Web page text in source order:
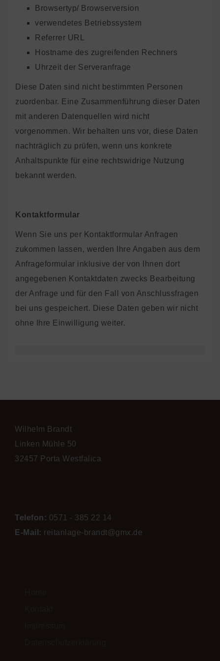
Browsertyp/ Browserversion
verwendetes Betriebssystem
Referrer URL
Hostname des zugreifenden Rechners
Uhrzeit der Serveranfrage
Diese Daten sind nicht bestimmten Personen
zuordenbar. Eine Zusammenführung dieser Daten
mit anderen Datenquellen wird nicht
vorgenommen. Wir behalten uns vor, diese Daten
nachträglich zu prüfen, wenn uns konkrete
Anhaltspunkte für eine rechtswidrige Nutzung
bekannt werden.
Kontaktformular
Wenn Sie uns per Kontaktformular Anfragen
zukommen lassen, werden Ihre Angaben aus dem
Anfrageformular inklusive der von Ihnen dort
angegebenen Kontaktdaten zwecks Bearbeitung
der Anfrage und für den Fall von Anschlussfragen
bei uns gespeichert. Diese Daten geben wir nicht
ohne Ihre Einwilligung weiter.
Wilhelm Brandt
Linken Mühle 50
32457 Porta Westfalica
Telefon: 0571 - 385 22 14
E-Mail: reitanlage-brandt@gmx.de